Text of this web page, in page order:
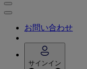
お問い合わせ
サインイン